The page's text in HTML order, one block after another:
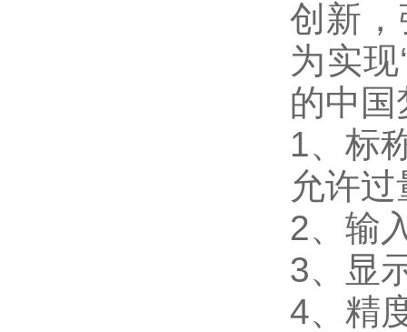
创新
为实现
的中国
1、标
允许
2、输
3、 显
4、精